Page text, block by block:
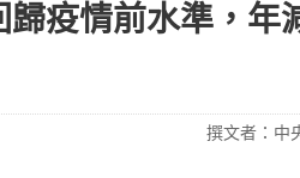
疫情前水準，年
撰文者：中